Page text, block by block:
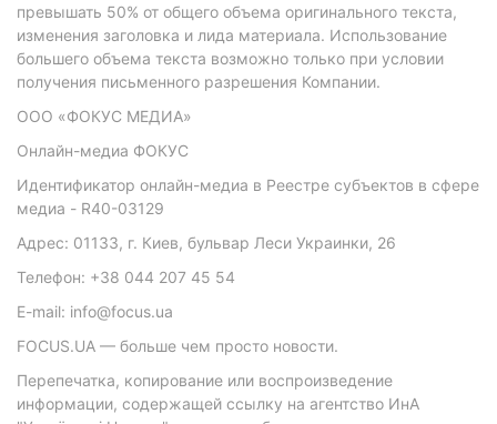
превышать 50% от общего объема оригинального текста,
изменения заголовка и лида материала. Использование
большего объема текста возможно только при условии
получения письменного разрешения Компании.
ООО «ФОКУС МЕДИА»
Онлайн-медиа ФОКУС
Идентификатор онлайн-медиа в Реестре субъектов в сфере
медиа - R40-03129
Адрес: 01133, г. Киев, бульвар Леси Украинки, 26
Телефон: +38 044 207 45 54
E-mail: info@focus.ua
FOCUS.UA — больше чем просто новости.
Перепечатка, копирование или воспроизведение
информации, содержащей ссылку на агентство ИнА